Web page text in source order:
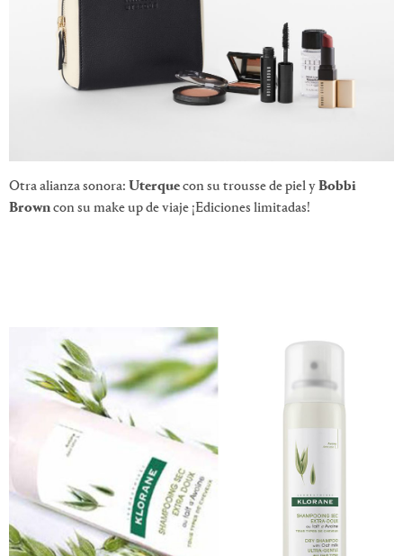
Otra alianza sonora: Uterquecon su trousse de piel yBobbi
Browncon su make up de viaje ¡Ediciones limitadas!